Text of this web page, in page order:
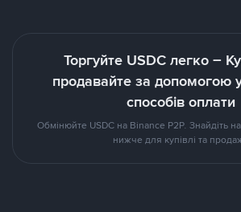
Торгуйте USDC легко –
продавайте за допомогою
способів оплати
Обмінюйте USDC на Binance P2P. Знайдіть
нижче для купівлі та